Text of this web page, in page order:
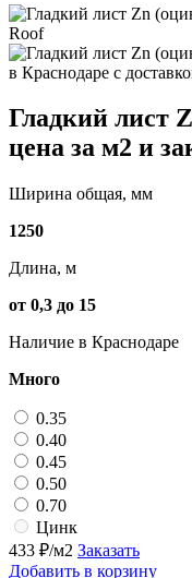
Гладкий лист
цена за м2 и
Ширина общая, мм
1250
Длина, м
от 0,3 до 15
Наличие в Краснодаре
Много
0.35
0.40
0.45
0.50
0.70
Цинк
433 ₽/м2 Заказать
Добавить в корзину